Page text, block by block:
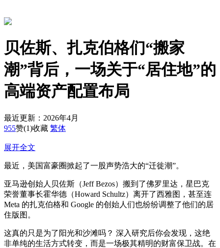
贝佐斯、扎克伯格们“搬家
潮”背后，一场关于“居住地”的
高端资产配置布局
最近更新：2026年4月
955赞(1)收藏 繁体
展开全文
最近，美国富豪圈掀起了一股声势浩大的“迁徙潮”。
亚马逊创始人贝佐斯（Jeff Bezos）搬到了佛罗里达，星巴克
荣誉董事长霍华德（Howard Schultz）离开了西雅图，甚至连
Meta 的扎克伯格和 Google 的创始人们也纷纷调整了他们的居
住版图。
这真的只是为了阳光和沙滩吗？ 深入研究后你会发现，这绝
非单纯的生活方式转变，而是一场极其精明的财富保卫战。在